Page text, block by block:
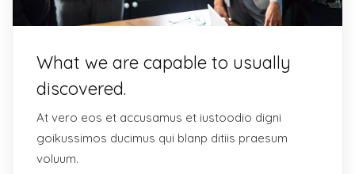
What we are capable to usually
discovered.
At vero eos et accusamus et iustoodio digni
goikussimos ducimus qui blanp ditiis praesum
voluum.